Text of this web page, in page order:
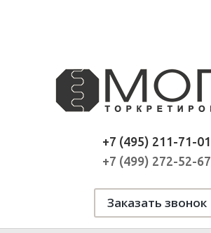
+7 (495) 211-71-01
+7 (499) 272-52-67
Заказать звонок